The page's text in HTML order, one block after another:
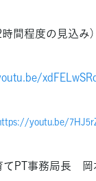
間程度の見込み）
youtu.be/
てPT事務局長